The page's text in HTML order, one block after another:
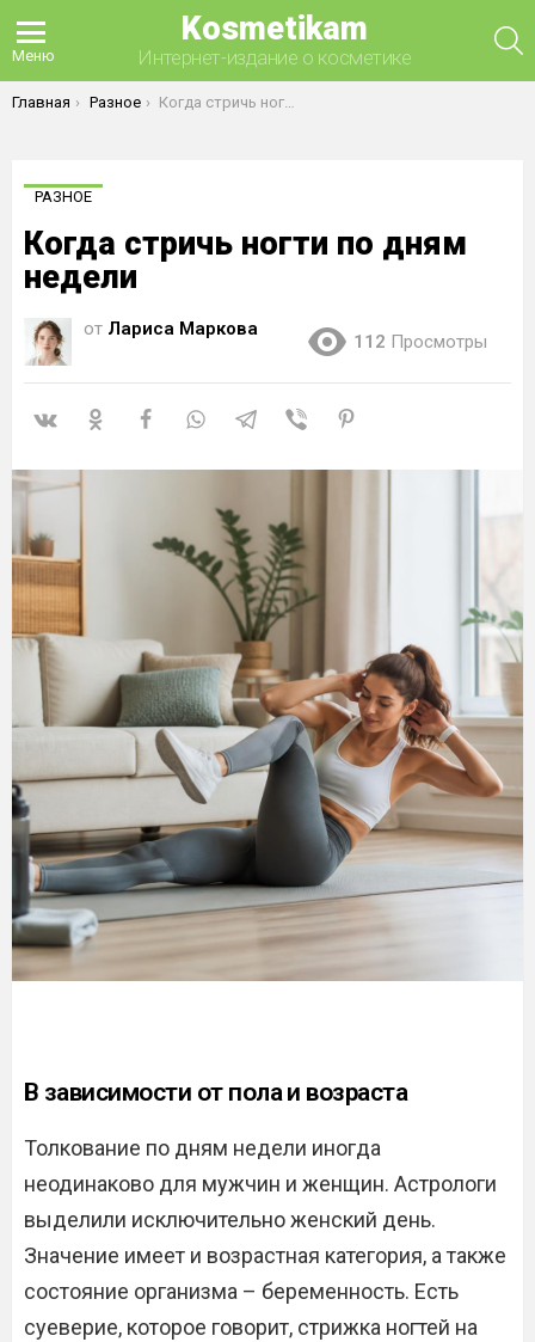
Меню
Kosmetikam
Интернет-издание о косметике
Вы здесь:
Главная Разное Когда стричь ногти по дням недели
РАЗНОЕ
Когда стричь ногти по дням
недели
от Лариса Маркова
112 Просмотры
В зависимости от пола и возраста
Толкование по дням недели иногда
неодинаково для мужчин и женщин. Астрологи
выделили исключительно женский день.
Значение имеет и возрастная категория, а также
состояние организма – беременность. Есть
суеверие, которое говорит, стрижка ногтей на